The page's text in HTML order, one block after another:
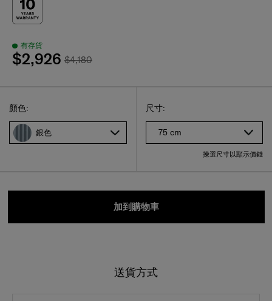
有存貨
$4,180
$2,926
選擇尺碼
Select
尺寸:
75 cm
揀選尺寸以顯示價錢
Select
顏色:
銀色
加到購物車
送貨方式